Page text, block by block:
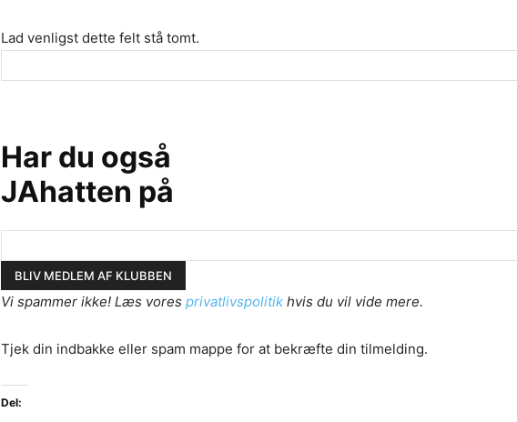
Lad venligst dette felt stå tomt.
Har du også
JAhatten på
Vi spammer ikke! Læs vores privatlivspolitik hvis du vil vide mere.
Tjek din indbakke eller spam mappe for at bekræfte din tilmelding.
Del: